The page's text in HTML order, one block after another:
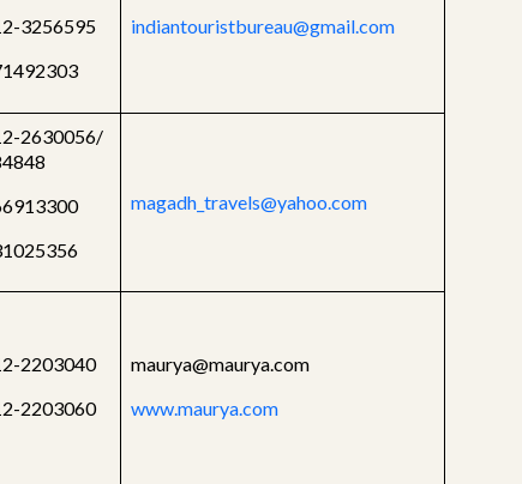
3256595
indiantouristbureau@gmail.com
2630056/
magadh_travels@yahoo.com
2203040
2203060
maurya@maurya.com
www.maurya.com